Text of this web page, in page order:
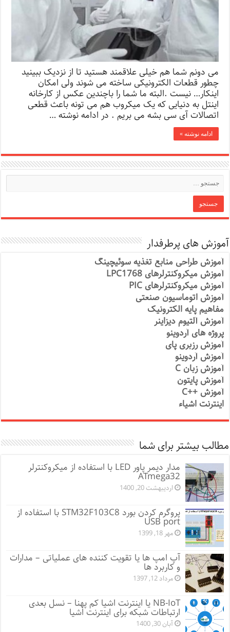
می دونم شما هم خیلی علاقمند هستید تا از نزدیک ببینید
چطور قطعات الکترونیکی ساخته می شوند ولی امکان
اینکار… نیست .البته ما شما را باچندین عکس از کارخانه
اینتل به دنیایی که یک میکروب هم می تونه باعث قطعی
اتصالات آی سی بشه می بریم . در ادامه نوشته …
ادامه نوشته »
آموزش های پرطرفدار
آموزش طراحی منابع تغذیه سوئیچینگ
آموزش میکروکنترلرهای LPC1768
آموزش میکروکنترلرهای PIC
آموزش اتوماسیون صنعتی
مفاهیم پایه الکترونیک
آموزش آلتیوم دیزاینر
پروژه های آردوینو
آموزش رزبری پای
آموزش آردوینو
آموزش زبان C
آموزش پایتون
آموزش ++C
اینترنت اشیاء
مطالب بیشتر برای شما
مدار دیمر پاور LED با استفاده از میکروکنترلر
ATmega32
اردیبهشت 20, 1400
پروگرم کردن بورد STM32F103C8 با استفاده از
USB port
مهر 18, 1399
آپ امپ ها یا تقویت کننده های عملیاتی – مدارات
و کاربرد ها
مرداد 12, 1397
NB-IoT یا اینترنت اشیا کم پهنا – نسل بعدی
ارتباطات شبکه برای اینترنت اشیا
آبان 30, 1400